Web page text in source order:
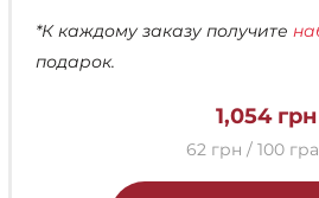
*К каждому заказу получите
подарок.
1,054 грн
62 грн / 100